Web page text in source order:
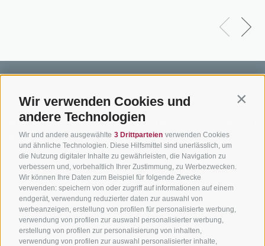
Wir verwenden Cookies und
andere Technologien
Wir und andere ausgewählte 3 Drittparteien verwenden Cookies
und ähnliche Technologien. Diese Hilfsmittel sind unerlässlich, um
die Nutzung digitaler Inhalte zu gewährleisten, die Navigation zu
verbessern und, vorbehaltlich Ihrer Zustimmung, zu Werbezwecken.
Wir können Ihre Daten zum Beispiel für folgende Zwecke
verwenden: speichern von oder zugriff auf informationen auf einem
endgerät, verwendung reduzierter daten zur auswahl von
werbeanzeigen, erstellung von profilen für personalisierte werbung,
verwendung von profilen zur auswahl personalisierter werbung,
erstellung von profilen zur personalisierung von inhalten,
verwendung von profilen zur auswahl personalisierter inhalte,
BIKEHOTELS
SÜDTIROL
Hotels & Pakete
Urlaubspakete
Unsere Gutscheine
Hot Deals
Bike & Work
BIKEN IN
SÜDTIROL
Mountainbiken in
Südtirol
Rennradfahren in
Südtirol
Radwege in Südtirol
Bikeshops & Verleihe
Kontakt
Anreise
Zum